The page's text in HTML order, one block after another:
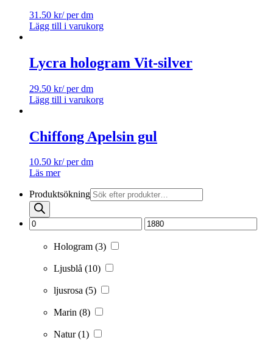
31.50 kr/ per dm
Lägg till i varukorg
Lycra hologram Vit-silver
29.50 kr/ per dm
Lägg till i varukorg
Chiffong Apelsin gul
10.50 kr/ per dm
Läs mer
Produktsökning
Hologram (3)
Ljusblå (10)
ljusrosa (5)
Marin (8)
Natur(1)